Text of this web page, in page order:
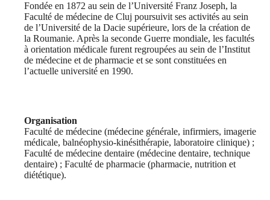
Fondée en 1872 au sein de l’Université Franz Joseph, la
Faculté de médecine de Cluj poursuivit ses activités au sein
de l’Université de la Dacie supérieure, lors de la création de
la Roumanie. Après la seconde Guerre mondiale, les facultés
à orientation médicale furent regroupées au sein de l’Institut
de médecine et de pharmacie et se sont constituées en
l’actuelle université en 1990.
Organisation
Faculté de médecine (médecine générale, infirmiers, imagerie
médicale, balnéophysio-kinésithérapie, laboratoire clinique) ;
Faculté de médecine dentaire (médecine dentaire, technique
dentaire) ; Faculté de pharmacie (pharmacie, nutrition et
diététique).